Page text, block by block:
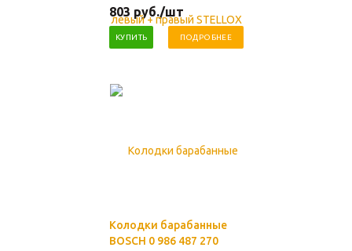
803 руб./шт
КУПИТЬ ПОДРОБНЕЕ
Колодки барабанные
BOSCH 0 986 487 270